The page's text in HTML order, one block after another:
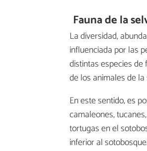
Fauna de la
La diversidad,
influenciada por las
distintas especies
de los animales de
En este sentido, es
camaleones,
tortugas en el
inferior al